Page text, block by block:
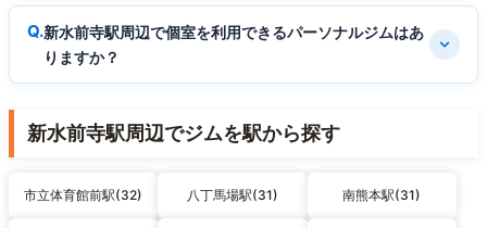
新水前寺駅周辺で個室を利用できるパーソナルジムはあ
りますか？
新水前寺駅周辺でジムを駅から探す
市立体育館前駅(32) 八丁馬場駅(31) 南熊本駅(31)